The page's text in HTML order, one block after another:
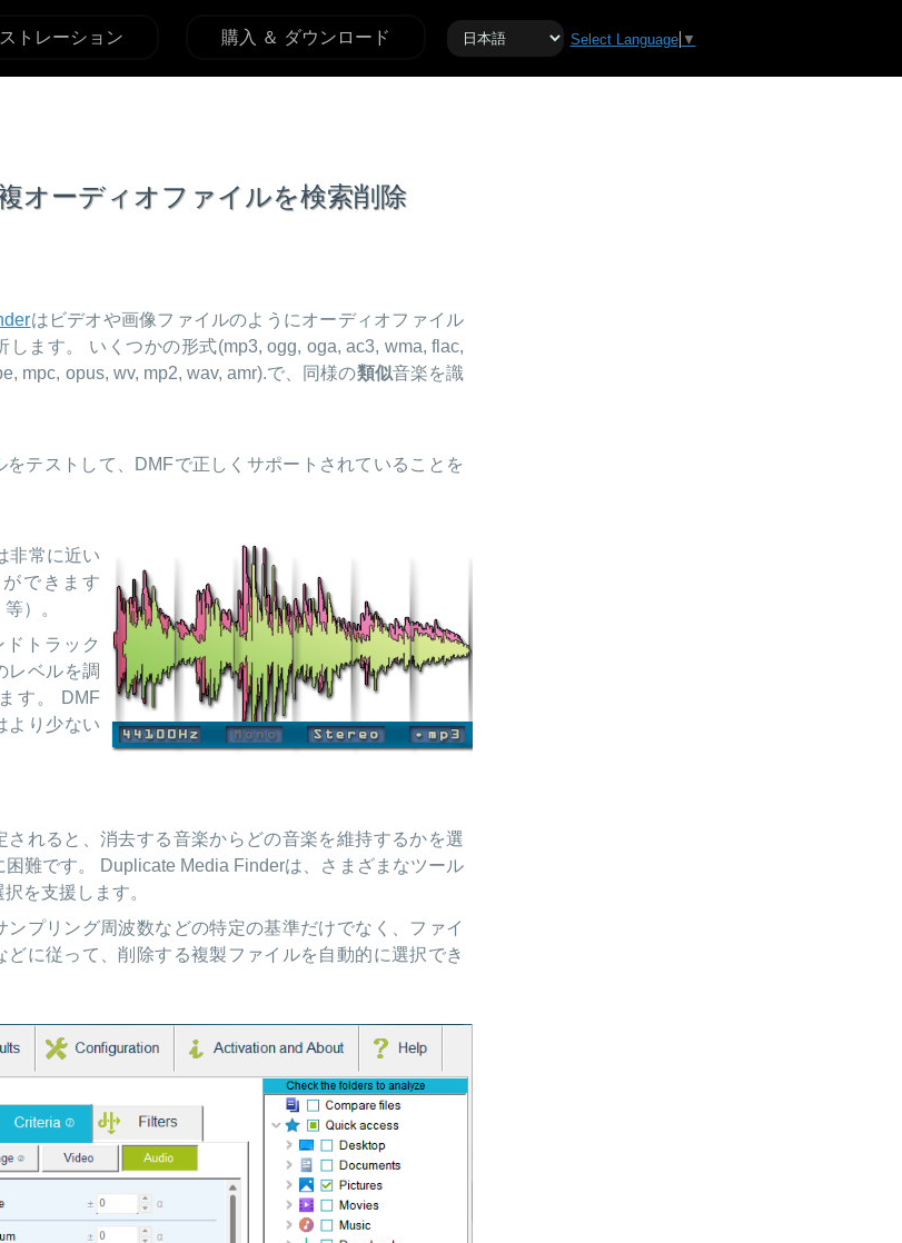
トレーション 購入 ＆ ダウンロード Select Language ▼
オーディオファイルを検索削除
はビデオや画像ファイルのようにオーディオファイル
します。 いくつかの形式(mp3, ogg, oga, ac3, wma, flac,
mpc, opus, wv, mp2, wav, amr).で、同様の類似音楽を識
をテストして、DMFで正しくサポートされていることを
非常に近い
できます
）。
ドトラック
レベルを調
す。 DMF
より少ない
されると、消去する音楽からどの音楽を維持するかを選
難です。 Duplicate Media Finderは、さまざまなツール
を支援します。
ンプリング周波数などの特定の基準だけでなく、ファイ
どに従って、削除する複製ファイルを自動的に選択でき